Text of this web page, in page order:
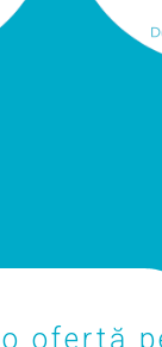
ofertă